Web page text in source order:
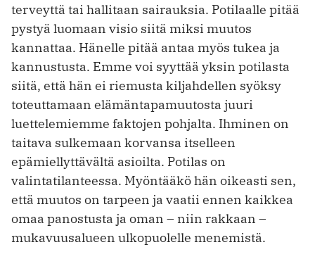
terveyttä tai hallitaan sairauksia. Potilaalle pitää
pystyä luomaan visio siitä miksi muutos
kannattaa. Hänelle pitää antaa myös tukea ja
kannustusta. Emme voi syyttää yksin potilasta
siitä, että hän ei riemusta kiljahdellen syöksy
toteuttamaan elämäntapamuutosta juuri
luettelemiemme faktojen pohjalta. Ihminen on
taitava sulkemaan korvansa itselleen
epämiellyttävältä asioilta. Potilas on
valintatilanteessa. Myöntääkö hän oikeasti sen,
että muutos on tarpeen ja vaatii ennen kaikkea
omaa panostusta ja oman – niin rakkaan –
mukavuusalueen ulkopuolelle menemistä.